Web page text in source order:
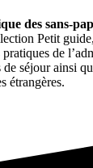
des sans-
Petit
de
séjour ainsi
étrangères.